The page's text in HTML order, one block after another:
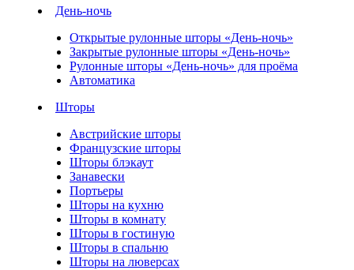
День-ночь
Открытые рулонные шторы «День-ночь»
Закрытые рулонные шторы «День-ночь»
Рулонные шторы «День-ночь» для проёма
Автоматика
Шторы
Австрийские шторы
Французские шторы
Шторы блэкаут
Занавески
Портьеры
Шторы на кухню
Шторы в комнату
Шторы в гостиную
Шторы в спальню
Шторы на люверсах